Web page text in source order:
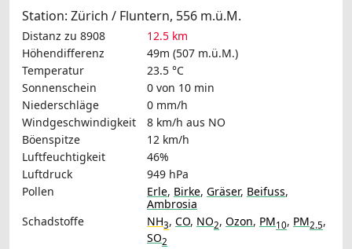
Station: Zürich / Fluntern, 556 m.ü.M.
Distanz zu 8908
12.5 km
Höhendifferenz
49m (507 m.ü.M.)
Temperatur
23.5 °C
Sonnenschein
0 von 10 min
Niederschläge
0 mm/h
Windgeschwindigkeit
8 km/h aus NO
Böenspitze
12 km/h
Luftfeuchtigkeit
46%
Luftdruck
949 hPa
Pollen
Erle, Birke, Gräser, Beifuss,
Ambrosia
Schadstoffe
NH3, CO, NO2, Ozon, PM10, PM2.5,
SO2